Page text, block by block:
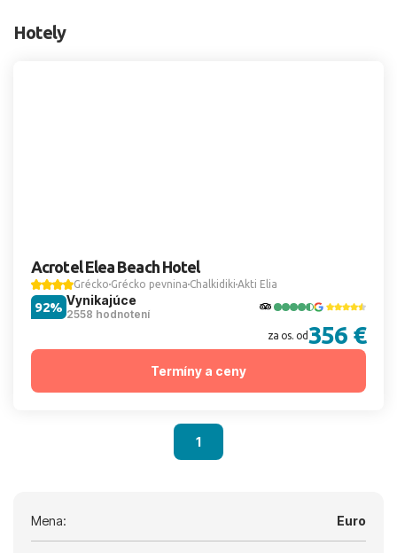
Hotely
Acrotel Elea Beach Hotel
Grécko Grécko pevnina Chalkidiki Akti Elia
Vynikajúce
2558 hodnotení
92%
za os. od 356 €
Termíny a ceny
1
Mena: Euro